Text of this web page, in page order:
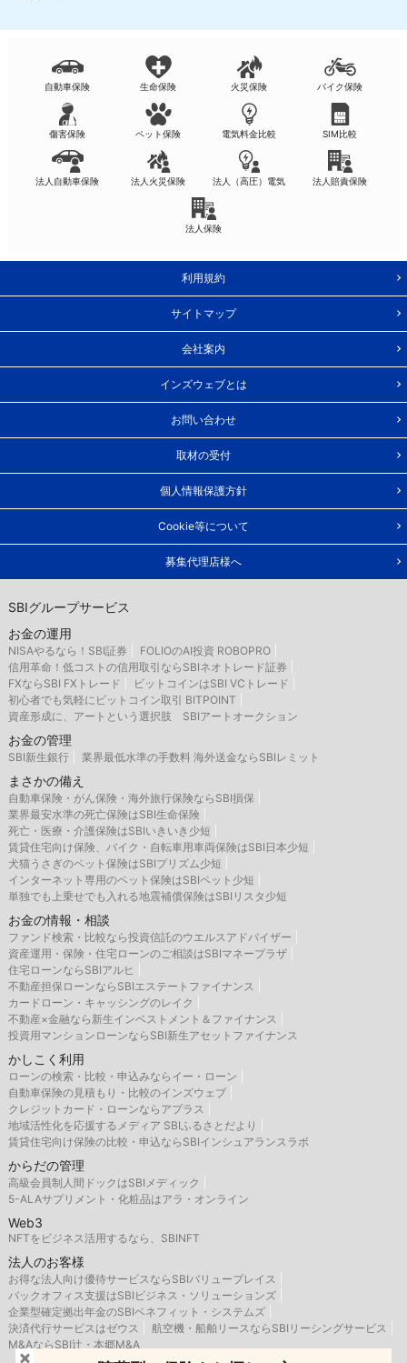
自動車保険 生命保険 火災保険 バイク保険
傷害保険 ペット保険 電気料金比較 SIM比較
法人自動車保険 法人火災保険 法人（高圧）電気 法人賠責保険
法人保険
利用規約
サイトマップ
会社案内
インズウェブとは
お問い合わせ
取材の受付
個人情報保護方針
Cookie等について
募集代理店様へ
SBIグループサービス
お金の運用
NISAやるなら！SBI証券
FOLIOのAI投資 ROBOPRO
信用革命！低コストの信用取引ならSBIネオトレード証券
FXならSBI FXトレード
ビットコインはSBI VCトレード
初心者でも気軽にビットコイン取引 BITPOINT
資産形成に、アートという選択肢 SBIアートオークション
お金の管理
SBI新生銀行 業界最低水準の手数料 海外送金ならSBIレミット
まさかの備え
自動車保険・がん保険・海外旅行保険ならSBI損保
業界最安水準の死亡保険はSBI生命保険
死亡・医療・介護保険はSBIいきいき少短
賃貸住宅向け保険、バイク・自転車用車両保険はSBI日本少短
犬猫うさぎのペット保険はSBIプリズム少短
インターネット専用のペット保険はSBIペット少短
単独でも上乗せでも入れる地震補償保険はSBIリスタ少短
お金の情報・相談
ファンド検索・比較なら投資信託のウエルスアドバイザー
資産運用・保険・住宅ローンのご相談はSBIマネープラザ
住宅ローンならSBIアルヒ
不動産担保ローンならSBIエステートファイナンス
カードローン・キャッシングのレイク
不動産×金融なら新生インベストメント＆ファイナンス
投資用マンションローンならSBI新生アセットファイナンス
かしこく利用
ローンの検索・比較・申込みならイー・ローン
自動車保険の見積もり・比較のインズウェブ
クレジットカード・ローンならアプラス
地域活性化を応援するメディア SBIふるさとだより
賃貸住宅向け保険の比較・申込ならSBIインシュアランスラボ
からだの管理
高級会員制人間ドックはSBIメディック
5-ALAサプリメント・化粧品はアラ・オンライン
Web3
NFTをビジネス活用するなら、SBINFT
法人のお客様
お得な法人向け優待サービスならSBIバリュープレイス
バックオフィス支援はSBIビジネス・ソリューションズ
企業型確定拠出年金のSBIベネフィット・システムズ
決済代行サービスはゼウス
航空機・船舶リースならSBIリーシングサービス
M&AならSBI辻・本郷M&A